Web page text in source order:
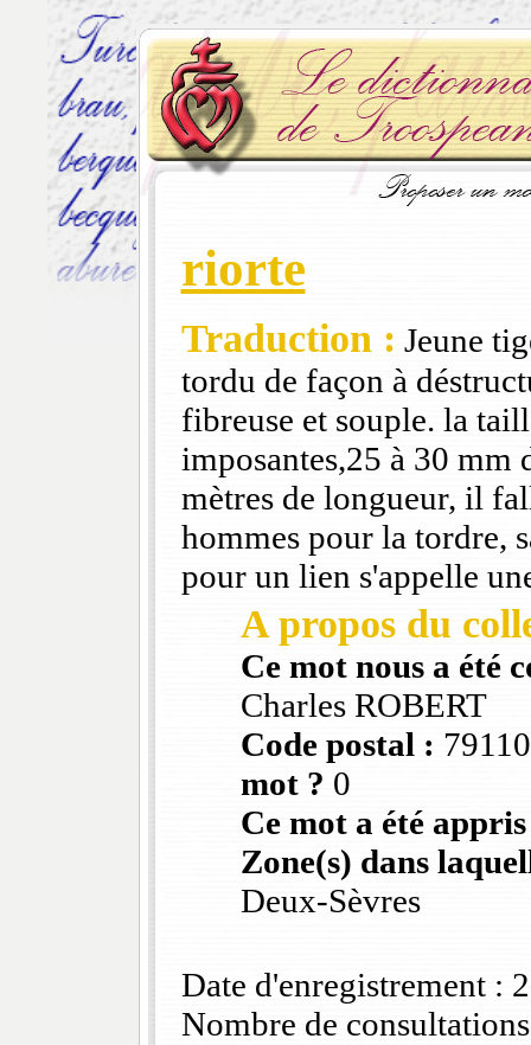
riorte
Traduction : Jeune
tordu de façon à
fibreuse et souple. la
imposantes,25 à 30 mm
mètres de longueur, il
hommes pour la tordre,
pour un lien s'appelle
A propos du
Ce mot nous a été
Charles ROBERT
Code postal :
mot ? 0
Ce mot a été
Zone(s) dans
Deux-Sèvres
Date d'enregistrement :
Nombre de